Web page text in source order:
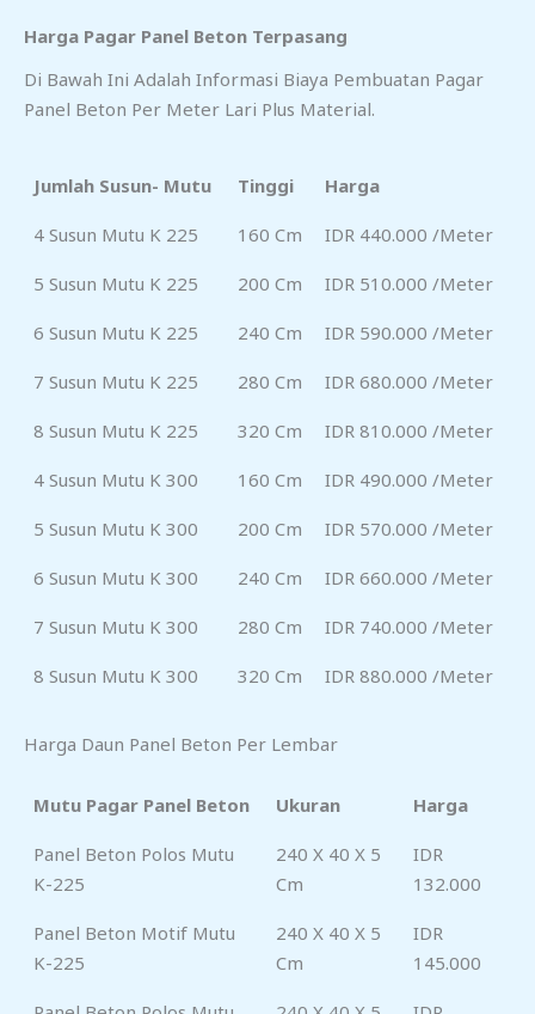
Harga Pagar Panel Beton Terpasang
Di Bawah Ini Adalah Informasi Biaya Pembuatan Pagar
Panel Beton Per Meter Lari Plus Material.
Jumlah Susun- Mutu Tinggi Harga
4 Susun Mutu K 225 160 Cm IDR 440.000 /meter
5 Susun Mutu K 225 200 Cm IDR 510.000 /meter
6 Susun Mutu K 225 240 Cm IDR 590.000 /meter
7 Susun Mutu K 225 280 Cm IDR 680.000 /meter
8 Susun Mutu K 225 320 Cm IDR 810.000 /meter
4 Susun Mutu K 300 160 Cm IDR 490.000 /meter
5 Susun Mutu K 300 200 Cm IDR 570.000 /meter
6 Susun Mutu K 300 240 Cm IDR 660.000 /meter
7 Susun Mutu K 300 280 Cm IDR 740.000 /meter
8 Susun Mutu K 300 320 Cm IDR 880.000 /meter
Harga Daun Panel Beton Per Lembar
Mutu Pagar Panel Beton Ukuran Harga
Panel Beton Polos Mutu
K-225
240 X 40 X 5
Cm
IDR
132.000
Panel Beton Motif Mutu
K-225
240 X 40 X 5
Cm
IDR
145.000